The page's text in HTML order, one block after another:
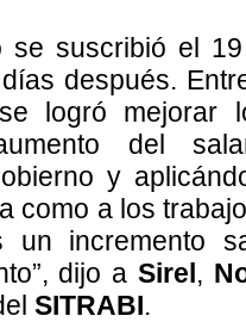
se suscribió el
después.
logró mejorar
del
y
como a los
un incremento
dijo aSirel,
SITRABI.